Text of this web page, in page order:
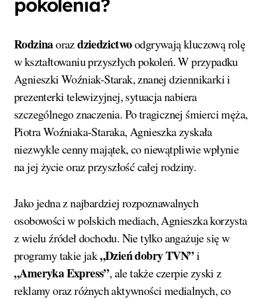
Rodzinaorazdziedzictwoodgrywają kluczową rolę
w kształtowaniu przyszłych pokoleń. W przypadku
Agnieszki Woźniak-Starak, znanej dziennikarki i
prezenterki telewizyjnej, sytuacja nabiera
szczególnego znaczenia. Po tragicznej śmierci męża,
Piotra Woźniaka-Staraka, Agnieszka zyskała
niezwykle cenny majątek, co niewątpliwie wpłynie
na jej życie oraz przyszłość całej rodziny.
Jako jedna z najbardziej rozpoznawalnych
osobowości w polskich mediach, Agnieszka korzysta
z wielu źródeł dochodu. Nie tylko angażuje się w
programy takie jak„Dzień dobry TVN”i
„Ameryka Express”, ale także czerpie zyski z
reklamy oraz różnych aktywności medialnych, co